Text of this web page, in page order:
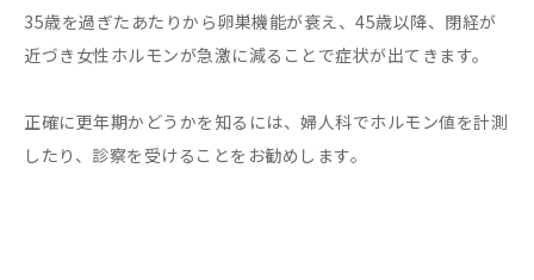
35歳を過ぎたあたりから卵巣機能が衰え、45歳以降、閉経が
近づき女性ホルモンが急激に減ることで症状が出てきます。
正確に更年期かどうかを知るには、婦人科でホルモン値を計測
したり、診察を受けることをお勧めします。